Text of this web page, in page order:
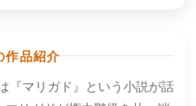
作品紹介
『マリガド』という小説が話